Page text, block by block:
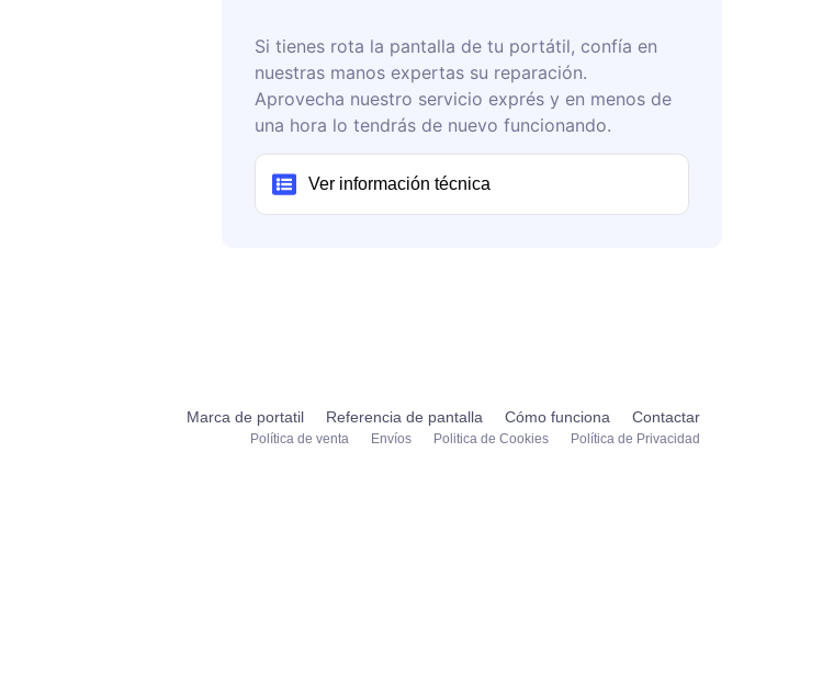
Si tienes rota la pantalla de tu portátil, confía en
nuestras manos expertas su reparación.
Aprovecha nuestro servicio exprés y en menos de
una hora lo tendrás de nuevo funcionando.
Ver información técnica
Marca de portatil Referencia de pantalla Cómo funciona Contactar
Política de venta Envíos Politica de Cookies Política de Privacidad